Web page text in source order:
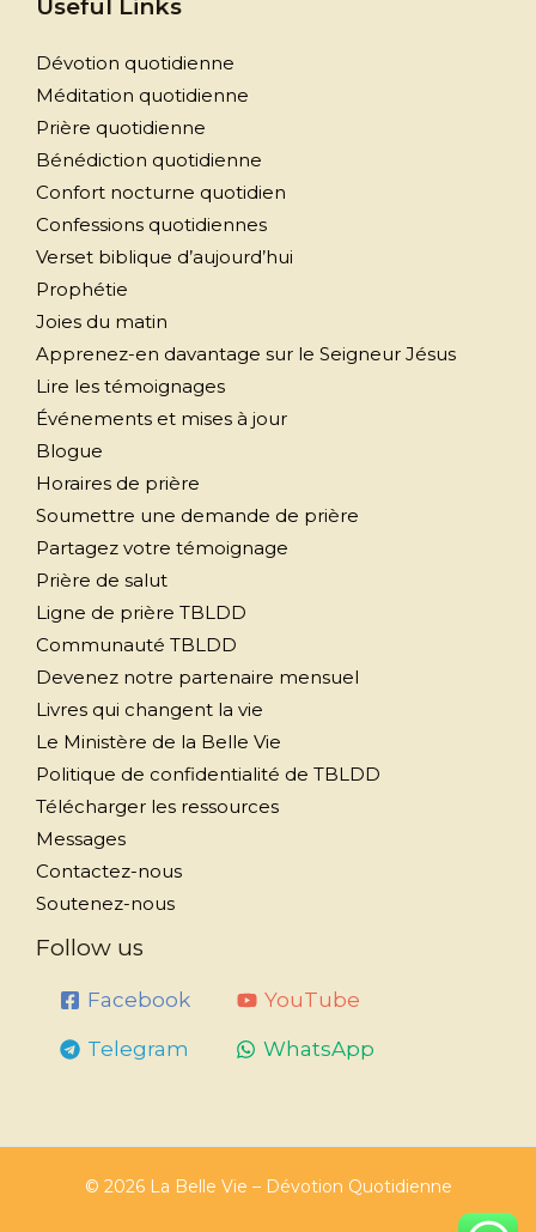
Useful Links
Dévotion quotidienne
Méditation quotidienne
Prière quotidienne
Bénédiction quotidienne
Confort nocturne quotidien
Confessions quotidiennes
Verset biblique d’aujourd’hui
Prophétie
Joies du matin
Apprenez-en davantage sur le Seigneur Jésus
Lire les témoignages
Événements et mises à jour
Blogue
Horaires de prière
Soumettre une demande de prière
Partagez votre témoignage
Prière de salut
Ligne de prière TBLDD
Communauté TBLDD
Devenez notre partenaire mensuel
Livres qui changent la vie
Le Ministère de la Belle Vie
Politique de confidentialité de TBLDD
Télécharger les ressources
Messages
Contactez-nous
Soutenez-nous
Follow us
Facebook YouTube
Telegram WhatsApp
© 2026 La Belle Vie – Dévotion Quotidienne